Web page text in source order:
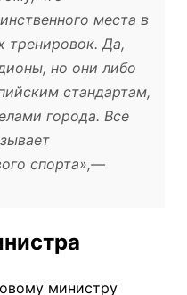
места в
тренировок. Да,
но они либо
стандартам,
города. Все
спорта»,—
министру